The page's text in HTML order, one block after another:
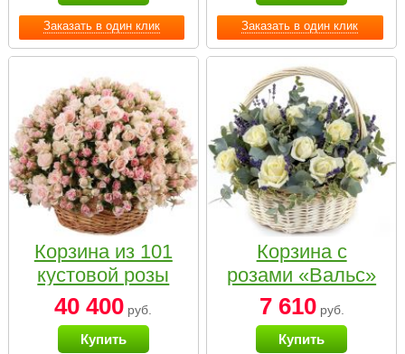
Заказать в один клик Заказать в один клик
Корзина из 101
кустовой розы
нежных тонов
40 400 руб.
Купить
Корзина с
розами «Вальс»
7 610руб.
Купить